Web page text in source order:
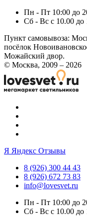
Пн - Пт 10:00 до
Сб - Вс с 10.00 до
Пункт самовывоза:
посёлок
Можайский двор.
© Москва, 2009 – 2026
Я Яндекс Отзывы
8 (926) 300 44 43
8 (926) 672 73 83
info@lovesvet.ru
Пн - Пт 10:00 до
Сб - Вс с 10.00 до